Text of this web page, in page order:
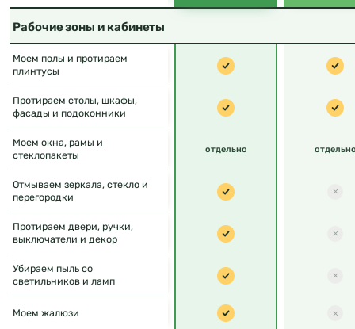
Рабочие зоны и кабинеты
Моем полы и протираем
плинтусы
Протираем столы, шкафы,
фасады и подоконники
Моем окна, рамы и
стеклопакеты
отдельно
Отмываем зеркала, стекло и
перегородки
Протираем двери, ручки,
выключатели и декор
Убираем пыль со
светильников и ламп
Моем жалюзи